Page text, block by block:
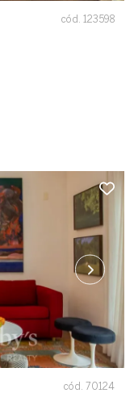
cód. 123598
cód. 70124